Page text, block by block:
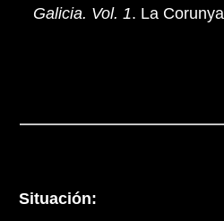
Galicia. Vol. 1. La
Situación: